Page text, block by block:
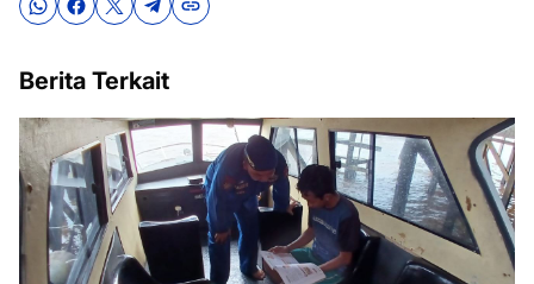
Berita Terkait